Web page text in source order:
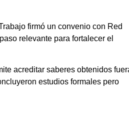
firmó un convenio con Red
relevante para fortalecer el
acreditar saberes obtenidos
estudios formales pero